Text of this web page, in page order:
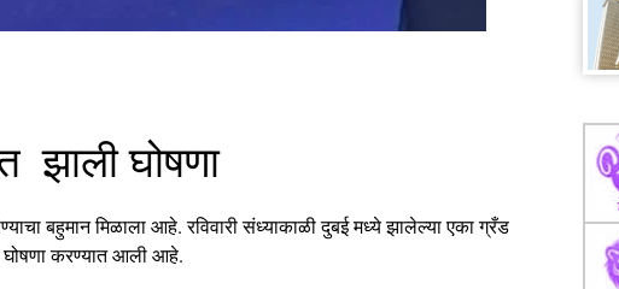
झाली घोषणा
बहुमान मिळाला आहे. रविवारी संध्याकाळी दुबई मध्ये झालेल्या एका ग्रँड
घोषणा करण्यात आली आहे.